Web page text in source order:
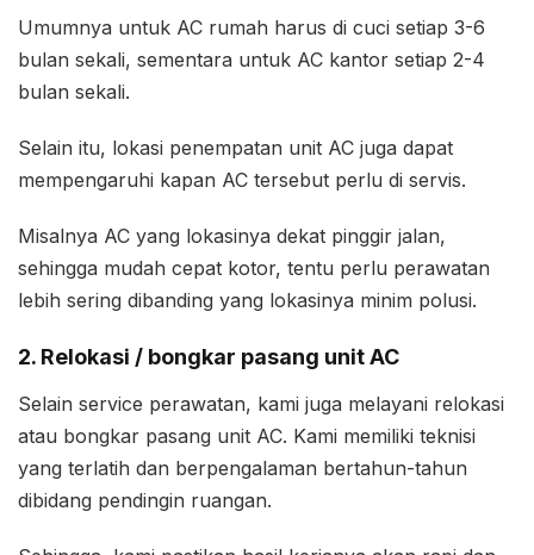
Umumnya untuk AC rumah harus di cuci setiap 3-6
bulan sekali, sementara untuk AC kantor setiap 2-4
bulan sekali.
Selain itu, lokasi penempatan unit AC juga dapat
mempengaruhi kapan AC tersebut perlu di servis.
Misalnya AC yang lokasinya dekat pinggir jalan,
sehingga mudah cepat kotor, tentu perlu perawatan
lebih sering dibanding yang lokasinya minim polusi.
2. Relokasi / bongkar pasang unit AC
Selain service perawatan, kami juga melayani relokasi
atau bongkar pasang unit AC. Kami memiliki teknisi
yang terlatih dan berpengalaman bertahun-tahun
dibidang pendingin ruangan.